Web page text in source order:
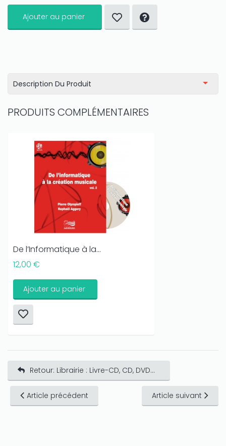
Ajouter au panier
Description Du Produit
PRODUITS COMPLÉMENTAIRES
De l’Informatique à la...
12,00 €
Ajouter au panier
Retour: Librairie : Livre-CD, CD, DVD...
Article précédent Article suivant